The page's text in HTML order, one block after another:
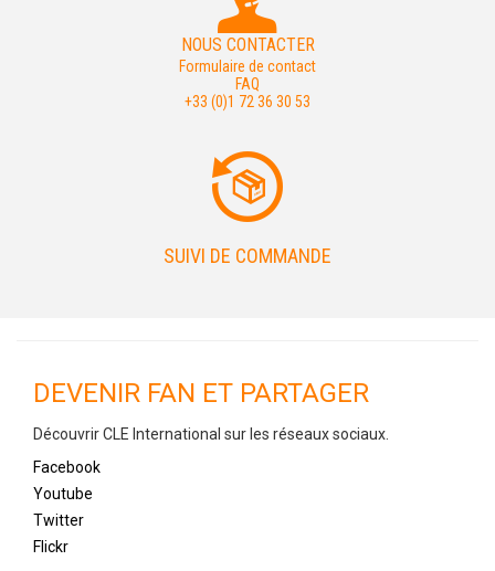
NOUS CONTACTER
Formulaire de contact
FAQ
+33 (0)1 72 36 30 53
SUIVI DE COMMANDE
DEVENIR FAN ET PARTAGER
Découvrir CLE International sur les réseaux sociaux.
Facebook
Youtube
Twitter
Flickr